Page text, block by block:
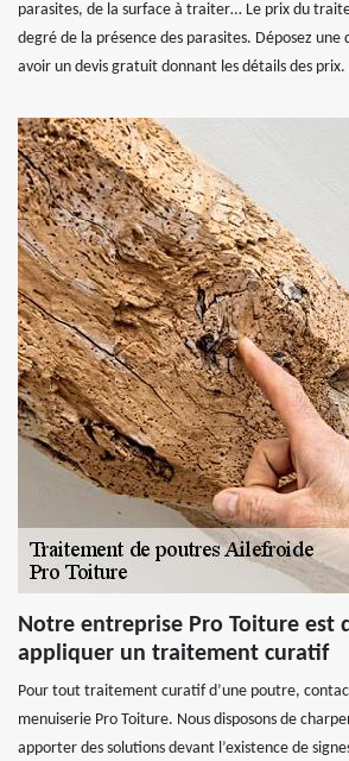
parasites, de la surface à traiter… Le prix du
degré de la présence des parasites. Déposez une
avoir un devis gratuit donnant les détails des prix.
Notre entreprise Pro Toiture est
appliquer un traitement curatif
Pour tout traitement curatif d’une poutre,
menuiserie Pro Toiture. Nous disposons de
apporter des solutions devant l’existence de